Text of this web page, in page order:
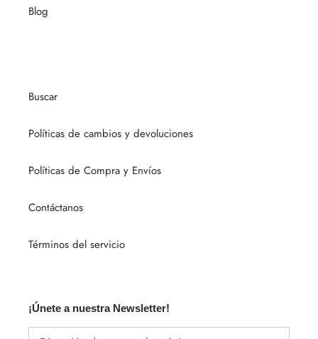
Blog
Buscar
Políticas de cambios y devoluciones
Políticas de Compra y Envíos
Contáctanos
Términos del servicio
¡Únete a nuestra Newsletter!